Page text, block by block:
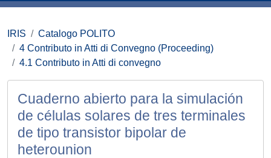
IRIS
Catalogo POLITO
4 Contributo in Atti di Convegno (Proceeding)
4.1 Contributo in Atti di convegno
Cuaderno abierto para la simulación
de células solares de tres terminales
de tipo transistor bipolar de
heterounion